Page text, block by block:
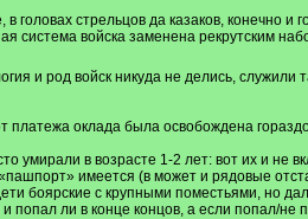
головах стрельцов да казаков, конечно
система войска заменена рекрутским
и род войск никуда не делись,
оклада была освобождена
умирали в возрасте 1-2 лет: вот их и не
имеется (в может и рядовые
боярские с крупными поместьями, но
попал ли в конце концов, а если попал/